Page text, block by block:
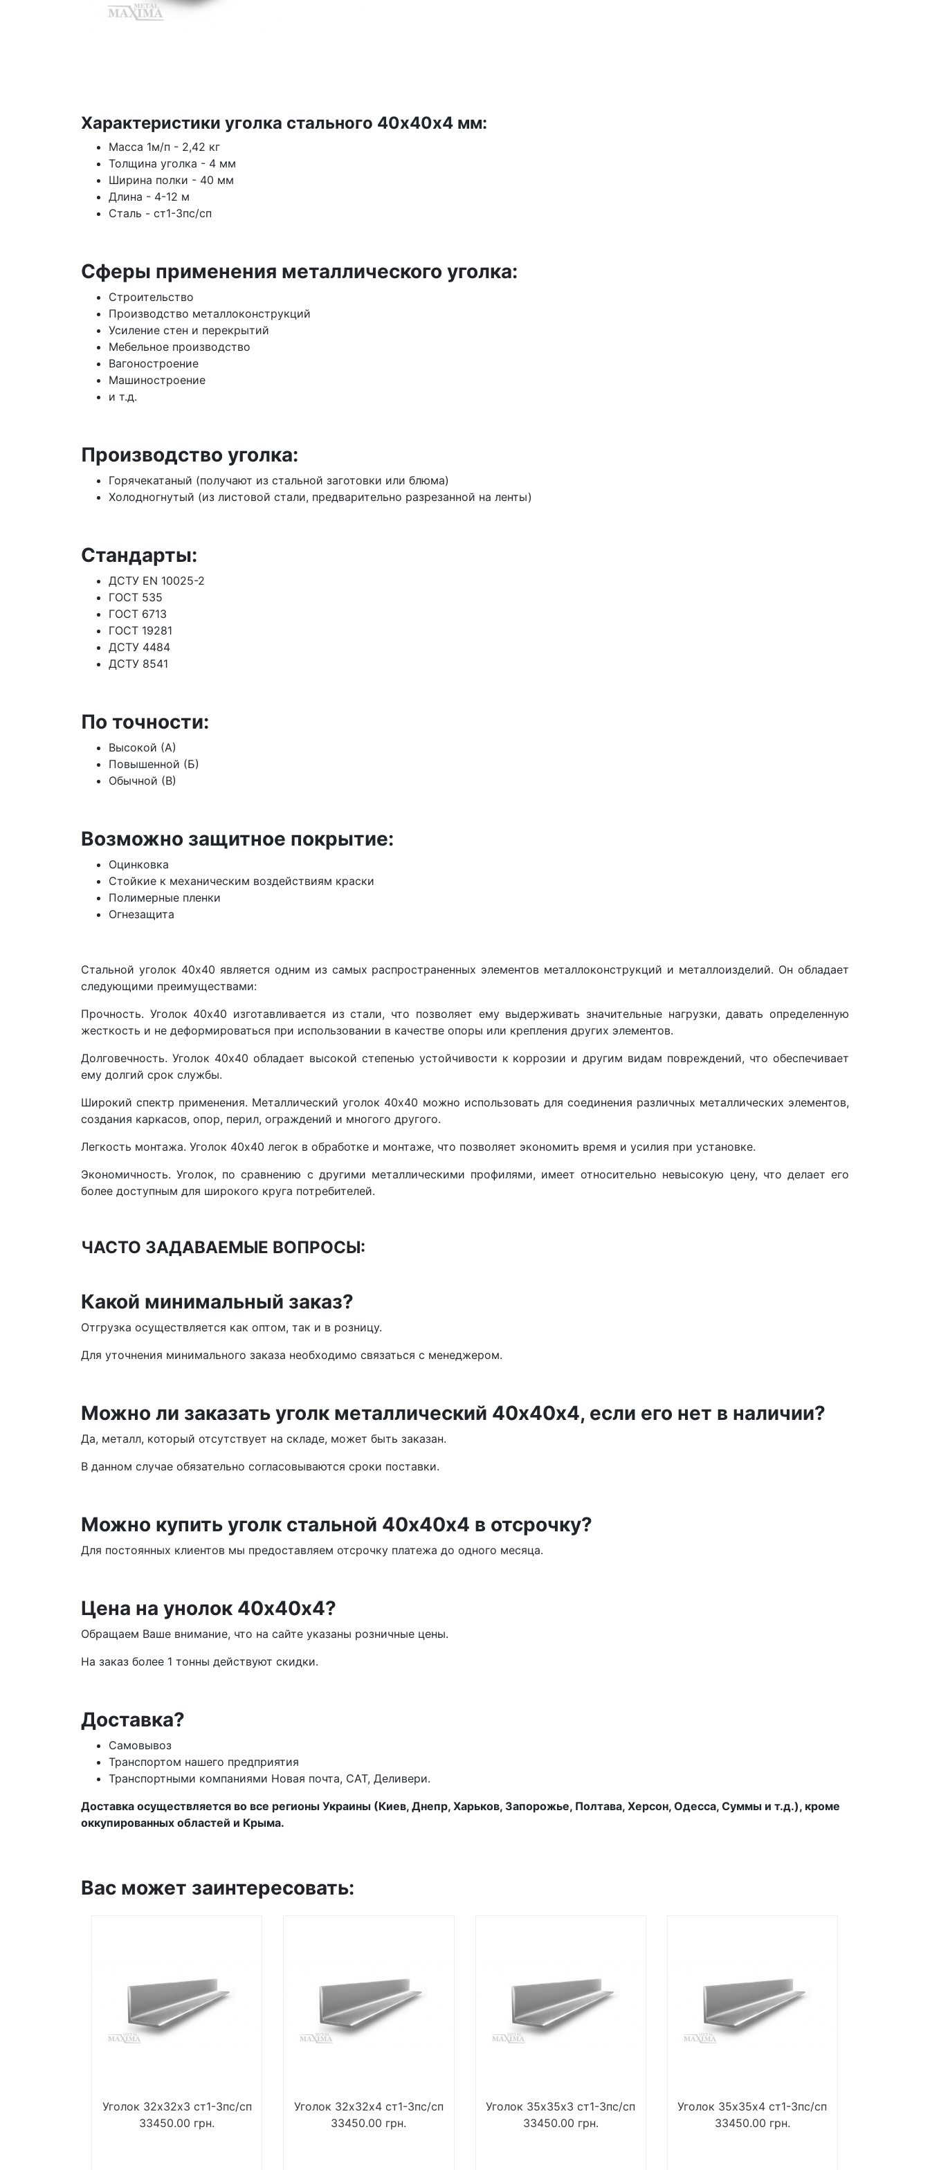
Характеристики уголка стального 40х40х4 мм:
Масса 1м/п - 2,42 кг
Толщина уголка - 4 мм
Ширина полки - 40 мм
Длина - 4-12 м
Сталь - ст1-3пс/сп
Сферы применения металлического уголка:
Строительство
Производство металлоконструкций
Усиление стен и перекрытий
Мебельное производство
Вагоностроение
Машиностроение
и т.д.
Производство уголка:
Горячекатаный (получают из стальной заготовки или блюма)
Холодногнутый (из листовой стали, предварительно разрезанной на ленты)
Стандарты:
ДСТУ EN 10025-2
ГОСТ 535
ГОСТ 6713
ГОСТ 19281
ДСТУ 4484
ДСТУ 8541
По точности:
Высокой (А)
Повышенной (Б)
Обычной (В)
Возможно защитное покрытие:
Оцинковка
Стойкие к механическим воздействиям краски
Полимерные пленки
Огнезащита
Стальной уголок 40х40 является одним из самых распространенных элементов металлоконструкций и металлоизделий. Он обладает
следующими преимуществами:
Прочность. Уголок 40х40 изготавливается из стали, что позволяет ему выдерживать значительные нагрузки, давать определенную
жесткость и не деформироваться при использовании в качестве опоры или крепления других элементов.
Долговечность. Уголок 40х40 обладает высокой степенью устойчивости к коррозии и другим видам повреждений, что обеспечивает
ему долгий срок службы.
Широкий спектр применения. Металлический уголок 40х40 можно использовать для соединения различных металлических элементов,
создания каркасов, опор, перил, ограждений и многого другого.
Легкость монтажа. Уголок 40х40 легок в обработке и монтаже, что позволяет экономить время и усилия при установке.
Экономичность. Уголок, по сравнению с другими металлическими профилями, имеет относительно невысокую цену, что делает его
более доступным для широкого круга потребителей.
ЧАСТО ЗАДАВАЕМЫЕ ВОПРОСЫ:
Какой минимальный заказ?
Отгрузка осуществляется как оптом, так и в розницу.
Для уточнения минимального заказа необходимо связаться с менеджером.
Можно ли заказать уголк металлический 40х40х4, если его нет в наличии?
Да, металл, который отсутствует на складе, может быть заказан.
В данном случае обязательно согласовываются сроки поставки.
Можно купить уголк стальной 40х40х4 в отсрочку?
Для постоянных клиентов мы предоставляем отсрочку платежа до одного месяца.
Цена на унолок 40х40х4?
Обращаем Ваше внимание, что на сайте указаны розничные цены.
На заказ более 1 тонны действуют скидки.
Доставка?
Самовывоз
Транспортом нашего предприятия
Транспортными компаниями Новая почта, САТ, Деливери.
Доставка осуществляется во все регионы Украины (Киев, Днепр, Харьков, Запорожье, Полтава, Херсон, Одесса, Суммы и т.д.), кроме
оккупированных областей и Крыма.
Вас может заинтересовать:
Уголок 32х32х3 ст1-3пс/сп
33450.00 грн.
Уголок 32х32х4 ст1-3пс/сп
33450.00 грн.
Уголок 35х35х3 ст1-3пс/сп
33450.00 грн.
Уголок 35х35х4 ст1-3пс/сп
33450.00 грн.